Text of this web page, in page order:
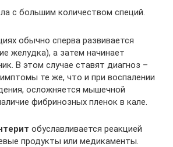
с большим количеством специй.
обычно сперва развивается
желудка), а затем начинает
В этом случае ставят диагноз –
те же, что и при воспалении
осложняется мышечной
фибринозных пленок в кале.
обуславливается реакцией
продукты или медикаменты.